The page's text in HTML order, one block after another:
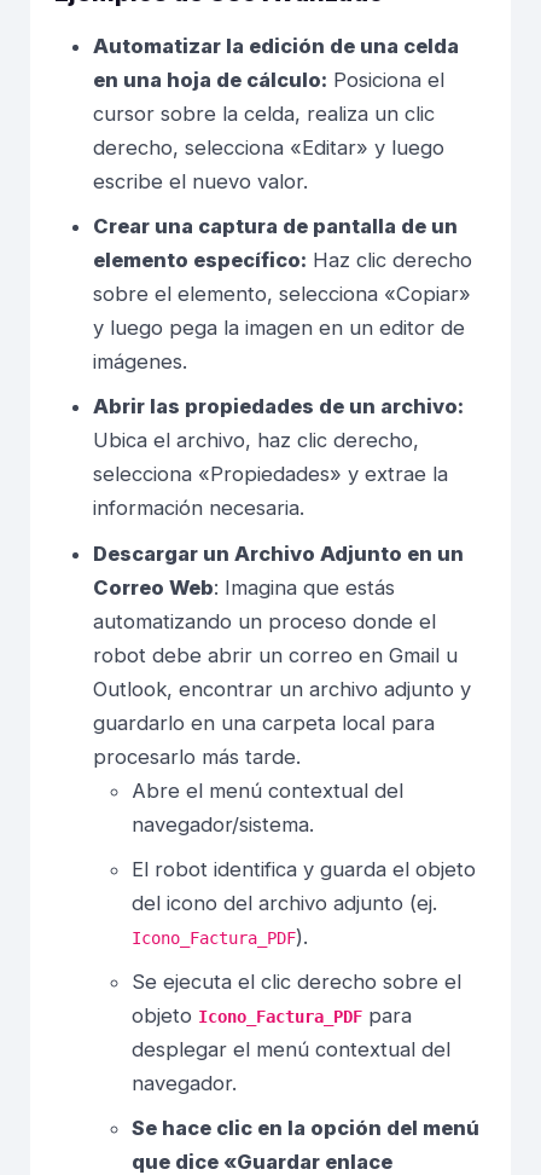
Automatizar la edición de una celda
en una hoja de cálculo: Posiciona el
cursor sobre la celda, realiza un clic
derecho, selecciona «Editar» y luego
escribe el nuevo valor.
Crear una captura de pantalla de un
elemento específico: Haz clic derecho
sobre el elemento, selecciona «Copiar»
y luego pega la imagen en un editor de
imágenes.
Abrir las propiedades de un archivo:
Ubica el archivo, haz clic derecho,
selecciona «Propiedades» y extrae la
información necesaria.
Descargar un Archivo Adjunto en un
Correo Web: Imagina que estás
automatizando un proceso donde el
robot debe abrir un correo en Gmail u
Outlook, encontrar un archivo adjunto y
guardarlo en una carpeta local para
procesarlo más tarde.
Abre el menú contextual del
navegador/sistema.
El robot identifica y guarda el objeto
del icono del archivo adjunto (ej.
Icono_Factura_PDF).
Se ejecuta el clic derecho sobre el
objeto Icono_Factura_PDF para
desplegar el menú contextual del
navegador.
Se hace clic en la opción del menú
que dice «Guardar enlace